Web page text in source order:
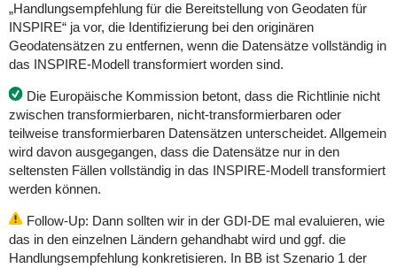
„Handlungsempfehlung für die Bereitstellung von Geodaten für
INSPIRE“ ja vor, die Identifizierung bei den originären
Geodatensätzen zu entfernen, wenn die Datensätze vollständig in
das INSPIRE-Modell transformiert worden sind.
Die Europäische Kommission betont, dass die Richtlinie nicht
zwischen transformierbaren, nicht-transformierbaren oder
teilweise transformierbaren Datensätzen unterscheidet. Allgemein
wird davon ausgegangen, dass die Datensätze nur in den
seltensten Fällen vollständig in das INSPIRE-Modell transformiert
werden können.
Follow-Up: Dann sollten wir in der GDI-DE mal evaluieren, wie
das in den einzelnen Ländern gehandhabt wird und ggf. die
Handlungsempfehlung konkretisieren. In BB ist Szenario 1 der